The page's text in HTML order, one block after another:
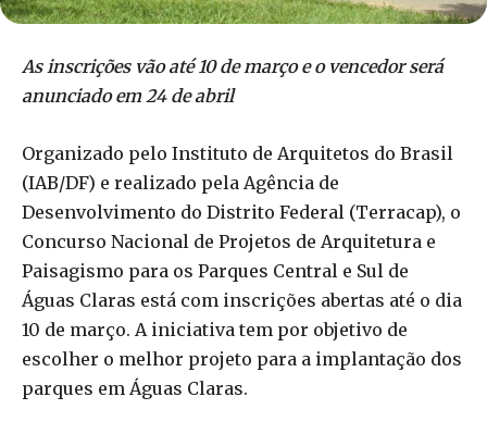
As inscrições vão até 10 de março e o vencedor será
anunciado em 24 de abril
Organizado pelo Instituto de Arquitetos do Brasil
(IAB/DF) e realizado pela Agência de
Desenvolvimento do Distrito Federal (Terracap), o
Concurso Nacional de Projetos de Arquitetura e
Paisagismo para os Parques Central e Sul de
Águas Claras está com inscrições abertas até o dia
10 de março. A iniciativa tem por objetivo de
escolher o melhor projeto para a implantação dos
parques em Águas Claras.